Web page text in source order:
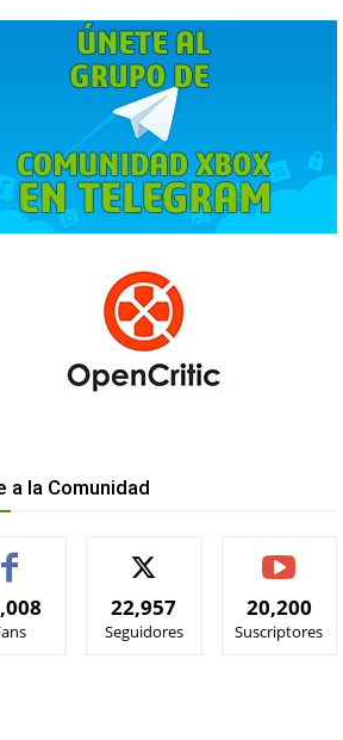
a la Comunidad
22,957
Seguidores
20,200
Suscriptores